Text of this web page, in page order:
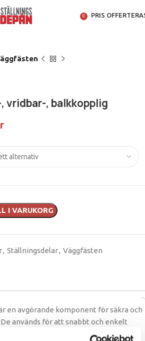
0 PRIS
vridbar-, balkkopplig
I VARUKORG
, Ställningsdelar, Väggfästen
en avgörande komponent för säkra och
används för att snabbt och enkelt
för att skapa en stark